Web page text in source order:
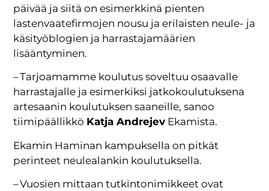
päivää ja siitä on esimerkkinä pienten
lastenvaatefirmojen nousu ja erilaisten neule- ja
käsityöblogien ja harrastajamäärien
lisääntyminen.
– Tarjoamamme koulutus soveltuu osaavalle
harrastajalle ja esimerkiksi jatkokoulutuksena
artesaanin koulutuksen saaneille, sanoo
tiimipäällikkö Katja Andrejev Ekamista.
Ekamin Haminan kampuksella on pitkät
perinteet neulealankin koulutuksella.
– Vuosien mittaan tutkintonimikkeet ovat